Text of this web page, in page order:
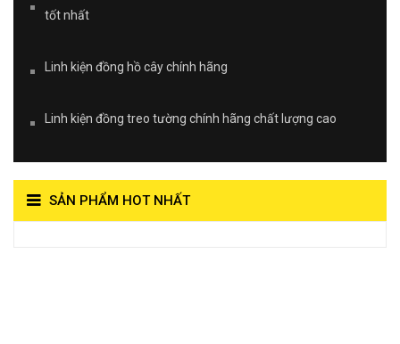
tốt nhất
Linh kiện đồng hồ cây chính hãng
Linh kiện đồng treo tường chính hãng chất lượng cao
SẢN PHẨM HOT NHẤT